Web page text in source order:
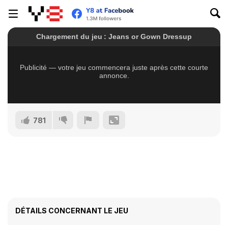
781
DÉTAILS CONCERNANT LE JEU